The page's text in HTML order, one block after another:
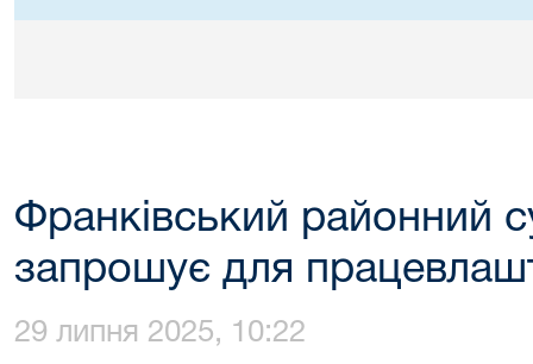
Франківський районний
запрошує для
29 липня 2025, 10:22